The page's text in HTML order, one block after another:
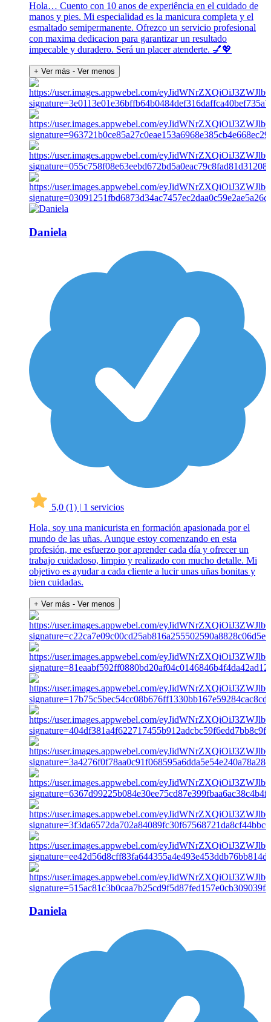
Hola… Cuento con 10 anos de experiência en el cuidado de
manos y pies. Mi especialidad es la manicura completa y el
esmaltado semipermanente. Ofrezco un servicio profesional
con maxima dedicacion para garantizar un resultado
impecable y duradero. Será un placer atenderte. 💅💖
+ Ver más - Ver menos
Daniela
5,0 (1) | 1 servicios
Hola, soy una manicurista en formación apasionada por el
mundo de las uñas. Aunque estoy comenzando en esta
profesión, me esfuerzo por aprender cada día y ofrecer un
trabajo cuidadoso, limpio y realizado con mucho detalle. Mi
objetivo es ayudar a cada cliente a lucir unas uñas bonitas y
bien cuidadas.
+ Ver más - Ver menos
Daniela